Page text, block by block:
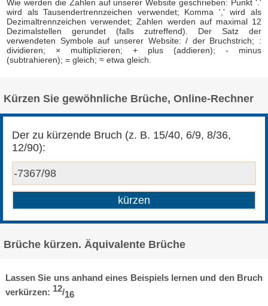
Wie werden die Zahlen auf unserer Website geschrieben: Punkt '.'
wird als Tausendertrennzeichen verwendet; Komma ',' wird als
Dezimaltrennzeichen verwendet; Zahlen werden auf maximal 12
Dezimalstellen gerundet (falls zutreffend). Der Satz der
verwendeten Symbole auf unserer Website: / der Bruchstrich; :
dividieren; × multiplizieren; + plus (addieren); - minus
(subtrahieren); = gleich; ≈ etwa gleich.
Kürzen Sie gewöhnliche Brüche, Online-Rechner
Der zu kürzende Bruch (z. B. 15/40, 6/9, 8/36,
12/90):
Brüche kürzen. Äquivalente Brüche
Lassen Sie uns anhand eines Beispiels lernen und den Bruch
verkürzen: 12/16